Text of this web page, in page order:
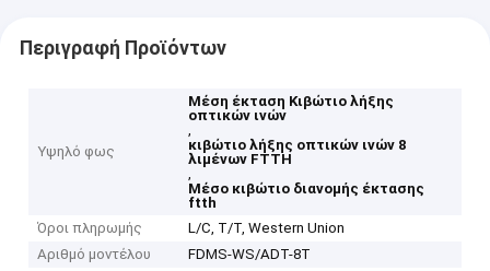
Περιγραφή Προϊόντων
Υψηλό φως
Μέση έκταση Κιβώτιο λήξης
οπτικών ινών
,
κιβώτιο λήξης οπτικών ινών 8
λιμένων FTTH
,
Μέσο κιβώτιο διανομής έκτασης
ftth
Όροι πληρωμής
L/C, T/T, Western Union
Αριθμό μοντέλου
FDMS-WS/ADT-8T